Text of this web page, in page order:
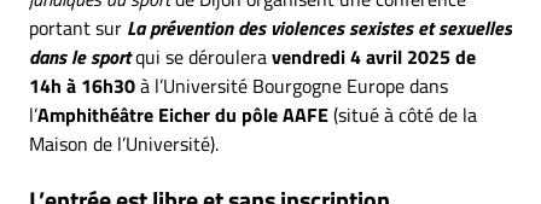
portant sur Laprévention des violences sexistes et sexuelles
dans le sportqui se dérouleravendredi 4 avril 2025 de
14h à 16h30à l’Université Bourgogne Europe dans
l’Amphithéâtre Eicher du pôle AAFE(situé à côté de la
Maison de l’Université).